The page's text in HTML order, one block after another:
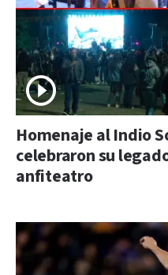
Homenaje al Indio
celebraron su
anfiteatro